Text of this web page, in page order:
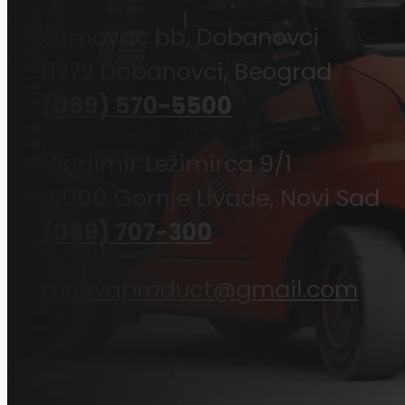
Grmovac bb, Dobanovci
11272 Dobanovci, Beograd
(069) 570-5500
Vladimir Ležimirca 9/1
21000 Gornje Livade, Novi Sad
(069) 707-300
moevaproduct@gmail.com